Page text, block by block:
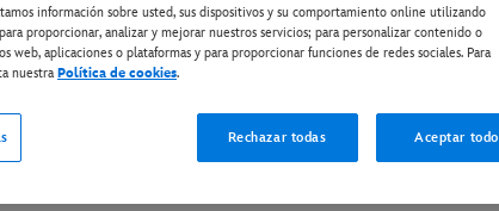
información sobre usted, sus dispositivos y su comportamiento online utilizando
proporcionar, analizar y mejorar nuestros servicios; para personalizar contenido o
web, aplicaciones o plataformas y para proporcionar funciones de redes sociales. Para
nuestra Política de cookies.
Rechazar todas Aceptar todo